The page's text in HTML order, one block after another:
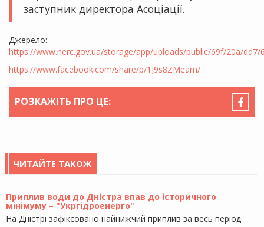
заступник директора Асоціації.
Джерело:
https://www.nerc.gov.ua/storage/app/uploads/public/69f/20a/dd7/
https://www.facebook.com/share/p/1J9s8ZMeam/
РОЗКАЖІТЬ ПРО ЦЕ:
ЧИТАЙТЕ ТАКОЖ
Приплив води до Дністра впав до історичного
мінімуму – "Укргідроенерго"
На Дністрі зафіксовано найнижчий приплив за весь період